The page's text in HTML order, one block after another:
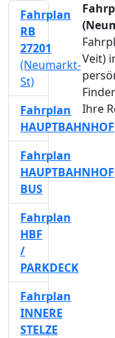
Veit)
Ihre
Fahrplan
RB
27201
(Neumarkt-
St)
Fahrplan
HAUPTBAHNHOF
Fahrplan
HAUPTBAHNHOF
BUS
Fahrplan
HBF
/
PARKDECK
Fahrplan
INNERE
STELZE